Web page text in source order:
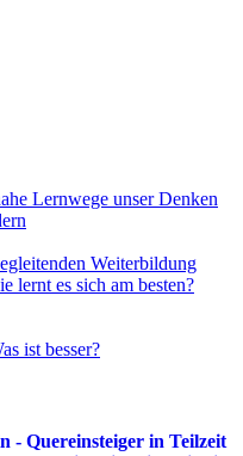
Lernwege unser Denken
Weiterbildung
lernt es sich am besten?
ist besser?
- Quereinsteiger in Teilzeit